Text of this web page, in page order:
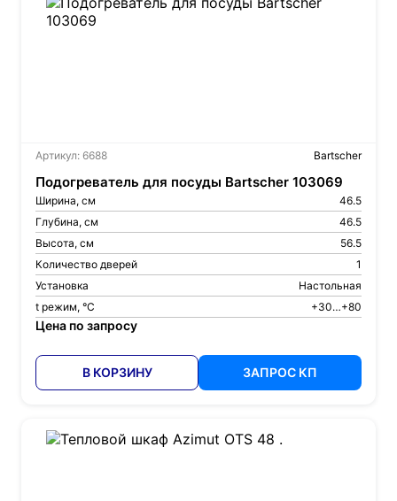
Артикул: 6688 Bartscher
Подогреватель для посуды Bartscher 103069
Ширина, см
46.5
Глубина, см
46.5
Высота, см
56.5
Количество дверей
1
Установка
Настольная
t режим, °С
+30…+80
Цена по запросу
В КОРЗИНУ ЗАПРОС КП